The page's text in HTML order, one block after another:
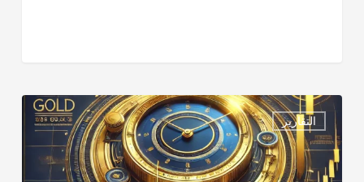
التقارير
التقرير
اليومي
–